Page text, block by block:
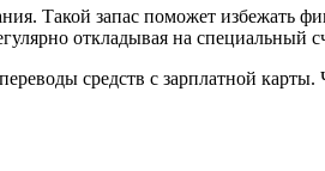
Такой запас поможет избежать
откладывая на специальный
средств с зарплатной